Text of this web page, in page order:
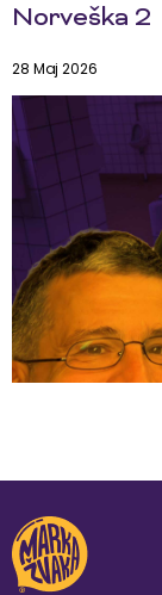
Norveška 2
28 Maj 2026